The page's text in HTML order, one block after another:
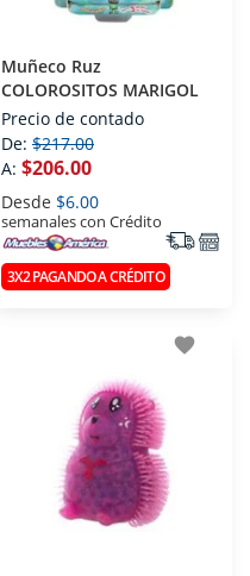
Muñeco Ruz
COLOROSITOS MARIGOL
Precio de contado
De: $217.00
A: $206.00
Desde $6.00
semanales con Crédito
3X2 PAGANDO A CRÉDITO
favorite